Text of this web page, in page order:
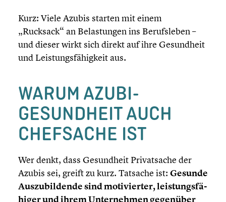
Kurz: Viele Azubis starten mit einem
„Rucksack“ an Belas­tun­gen ins Berufs­le­ben –
und dieser wirkt sich direkt auf ihre Gesund­heit
und Leistungs­fä­hig­keit aus.
WARUM AZUBI-
GESUNDHEIT AUCH
CHEFSACHE IST
Wer denkt, dass Gesund­heit Privat­sa­che der
Azubis sei, greift zu kurz. Tatsache ist: Gesunde
Auszu­bil­dende sind motivier­ter, leistungs­fä­
hi­ger und ihrem Unter­neh­men gegenüber